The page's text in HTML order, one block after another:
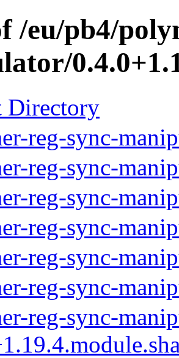
/eu/pb4/
Directory
reg-sync-
reg-sync-
reg-sync-
reg-sync-
reg-sync-
reg-sync-
reg-sync-